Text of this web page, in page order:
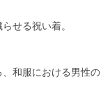
せる祝い着。
和服における男性の